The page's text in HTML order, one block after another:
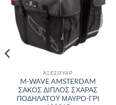
ΑΞΕΣΟΥΑΡ
M-WAVE AMSTERDAM
ΣΑΚΟΣ ΔΙΠΛΟΣ ΣΧΑΡΑΣ
ΠΟΔΗΛΑΤΟΥ ΜΑΥΡΟ-ΓΡΙ